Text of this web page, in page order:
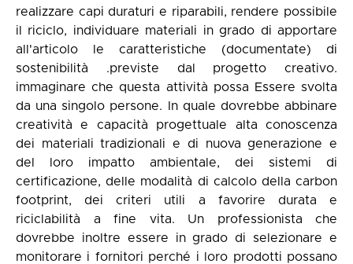
realizzare capi duraturi e riparabili, rendere possibile
il riciclo, individuare materiali in grado di apportare
all'articolo le caratteristiche (documentate) di
sostenibilità .previste dal progetto creativo.
immaginare che questa attività possa Essere svolta
da una singolo persone. In quale dovrebbe abbinare
creatività e capacità progettuale alta conoscenza
dei materiali tradizionali e di nuova generazione e
del loro impatto ambientale, dei sistemi di
certificazione, delle modalità di calcolo della carbon
footprint, dei criteri utili a favorire durata e
riciclabilità a fine vita. Un professionista che
dovrebbe inoltre essere in grado di selezionare e
monitorare i fornitori perché i loro prodotti possano